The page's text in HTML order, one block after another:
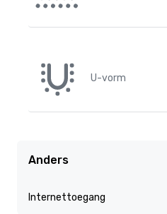
U-vorm
Anders
Internettoegang